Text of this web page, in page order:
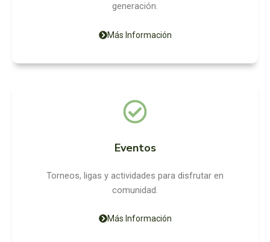
generación.
Más Información
Eventos
Torneos, ligas y actividades para disfrutar en
comunidad.
Más Información